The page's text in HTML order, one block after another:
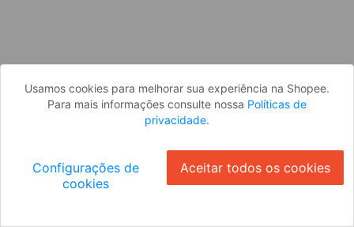
Usamos cookies para melhorar sua experiência na Shopee.
Para mais informações consulte nossa Políticas de
privacidade.
Configurações de
cookies
Aceitar todos os cookies